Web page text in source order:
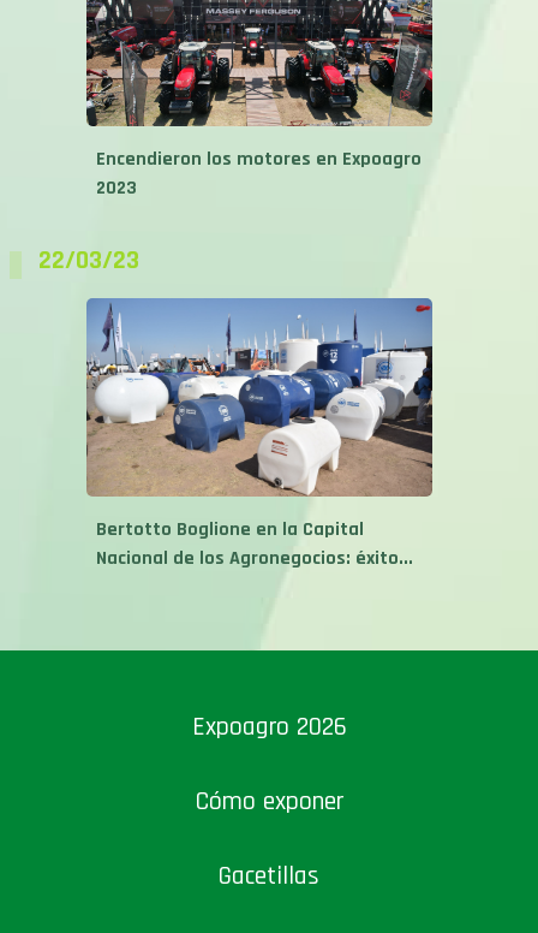
Encendieron los motores en Expoagro
2023
22/03/23
Bertotto Boglione en la Capital
Nacional de los Agronegocios: éxito...
Expoagro 2026
Cómo exponer
Gacetillas